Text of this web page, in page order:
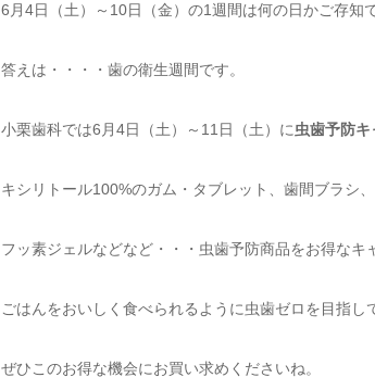
6月4日（土）～10日（金）の1週間は何の日かご存知
答えは・・・・歯の衛生週間です。
小栗歯科では6月4日（土）～11日（土）に虫歯予防
キシリトール100%のガム・タブレット、歯間ブラシ
フッ素ジェルなどなど・・・虫歯予防商品をお得なキ
ごはんをおいしく食べられるように虫歯ゼロを目指し
ぜひこのお得な機会にお買い求めくださいね。